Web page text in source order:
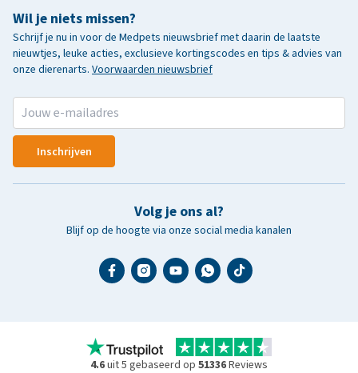
Wil je niets missen?
Schrijf je nu in voor de Medpets nieuwsbrief met daarin de laatste
nieuwtjes, leuke acties, exclusieve kortingscodes en tips & advies van
onze dierenarts. Voorwaarden nieuwsbrief
Inschrijven
Volg je ons al?
Blijf op de hoogte via onze social media kanalen
4.6uit 5 gebaseerd op 51336Reviews